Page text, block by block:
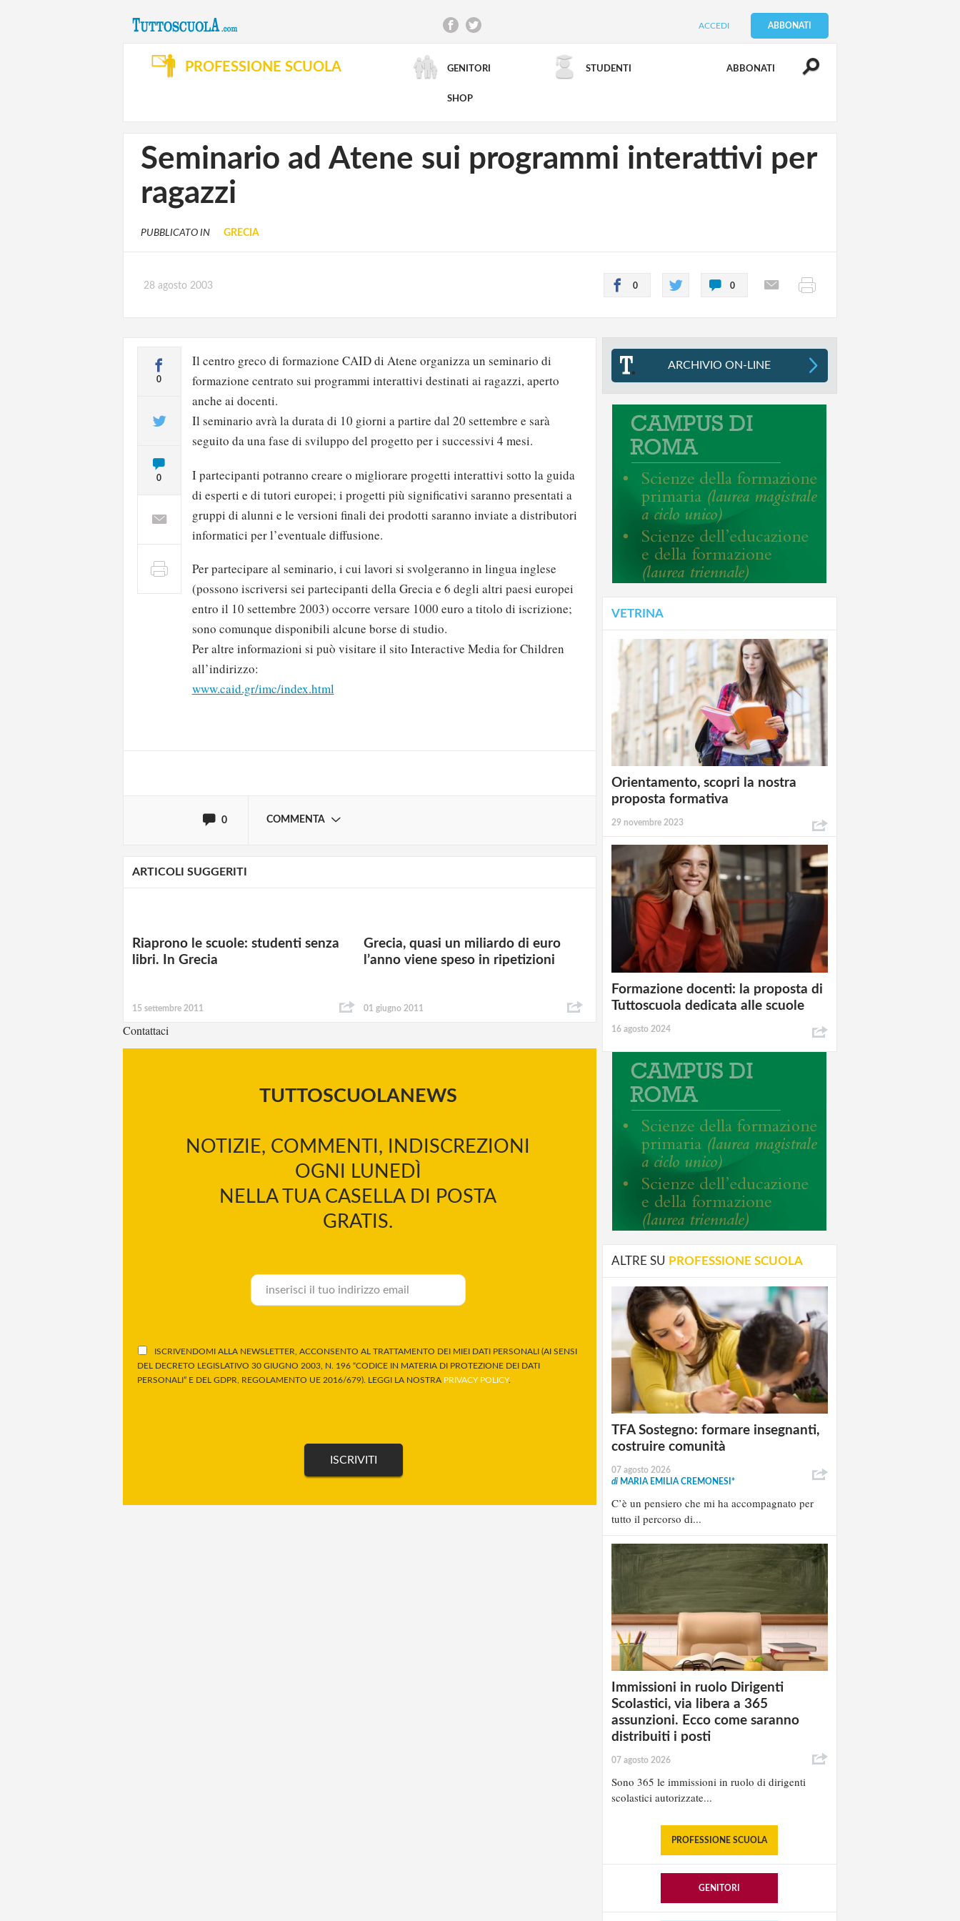
ACCEDI ABBONATI
PROFESSIONE SCUOLA GENITORI STUDENTI ABBONATI
SHOP
RICERCA AVANZATA
Seminario ad Atene sui programmi interattivi per
ragazzi
PUBBLICATO IN GRECIA
28 agosto 2003 0 0
0
0
Il centro greco di formazione CAID di Atene organizza un seminario di
formazione centrato sui programmi interattivi destinati ai ragazzi, aperto
anche ai docenti.
Il seminario avrà la durata di 10 giorni a partire dal 20 settembre e sarà
seguito da una fase di sviluppo del progetto per i successivi 4 mesi.
I partecipanti potranno creare o migliorare progetti interattivi sotto la guida
di esperti e di tutori europei; i progetti più significativi saranno presentati a
gruppi di alunni e le versioni finali dei prodotti saranno inviate a distributori
informatici per l’eventuale diffusione.
Per partecipare al seminario, i cui lavori si svolgeranno in lingua inglese
(possono iscriversi sei partecipanti della Grecia e 6 degli altri paesi europei
entro il 10 settembre 2003) occorre versare 1000 euro a titolo di iscrizione;
sono comunque disponibili alcune borse di studio.
Per altre informazioni si può visitare il sito Interactive Media for Children
all’indirizzo:
www.caid.gr/imc/index.html
0 COMMENTA
Solo gli utenti registrati possono commentare!
ARTICOLI SUGGERITI
Riaprono le scuole: studenti senza
libri. In Grecia
15 settembre 2011
Grecia, quasi un miliardo di euro
l’anno viene speso in ripetizioni
01 giugno 2011
Contattaci
TUTTOSCUOLANEWS
NOTIZIE, COMMENTI, INDISCREZIONI
OGNI LUNEDÌ
NELLA TUA CASELLA DI POSTA
GRATIS.
ISCRIVENDOMI ALLA NEWSLETTER, ACCONSENTO AL TRATTAMENTO DEI MIEI DATI PERSONALI (AI SENSI
DEL DECRETO LEGISLATIVO 30 GIUGNO 2003, N. 196 “CODICE IN MATERIA DI PROTEZIONE DEI DATI
PERSONALI” E DEL GDPR, REGOLAMENTO UE 2016/679). LEGGI LA NOSTRA PRIVACY POLICY.
ARCHIVIO ON-LINE
VETRINA
Orientamento, scopri la nostra
proposta formativa
29 novembre 2023
Formazione docenti: la proposta di
Tuttoscuola dedicata alle scuole
16 agosto 2024
ALTRE SU PROFESSIONE SCUOLA
TFA Sostegno: formare insegnanti,
costruire comunità
07 agosto 2026
di MARIA EMILIA CREMONESI*
C’è un pensiero che mi ha accompagnato per
tutto il percorso di...
Immissioni in ruolo Dirigenti
Scolastici, via libera a 365
assunzioni. Ecco come saranno
distribuiti i posti
07 agosto 2026
Sono 365 le immissioni in ruolo di dirigenti
scolastici autorizzate...
PROFESSIONE SCUOLA
GENITORI